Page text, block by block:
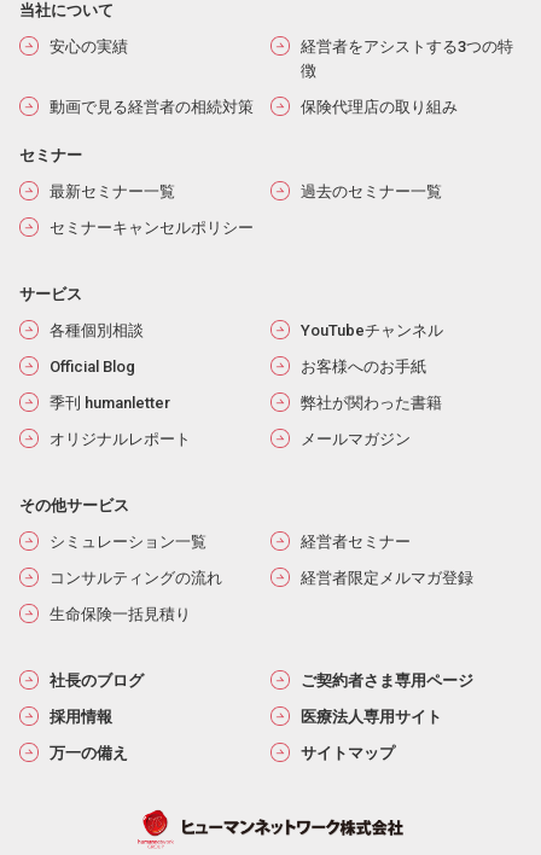
当社について
安心の実績
経営者をアシストする3つの特
徴
動画で見る経営者の相続対策
保険代理店の取り組み
セミナー
最新セミナー一覧
過去のセミナー一覧
セミナーキャンセルポリシー
サービス
各種個別相談
YouTubeチャンネル
Official Blog
お客様へのお手紙
季刊 humanletter
弊社が関わった書籍
オリジナルレポート
メールマガジン
その他サービス
シミュレーション一覧
経営者セミナー
コンサルティングの流れ
経営者限定メルマガ登録
生命保険一括見積り
社長のブログ
ご契約者さま専用ページ
採用情報
医療法人専用サイト
万一の備え
サイトマップ